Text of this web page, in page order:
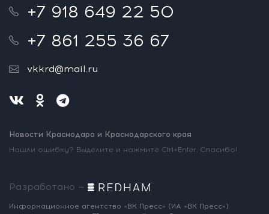
+7 918 649 22 50
+7 861 255 36 67
vkkrd@mail.ru
Новости Краснодара и Краснодарского края
Нашли ошибку? Выделите и нажмите Ctrl+Enter. Спасибо!
Разработано —
Информационное агентство «ВК Пресс» (ИА «ВК Пресс»)